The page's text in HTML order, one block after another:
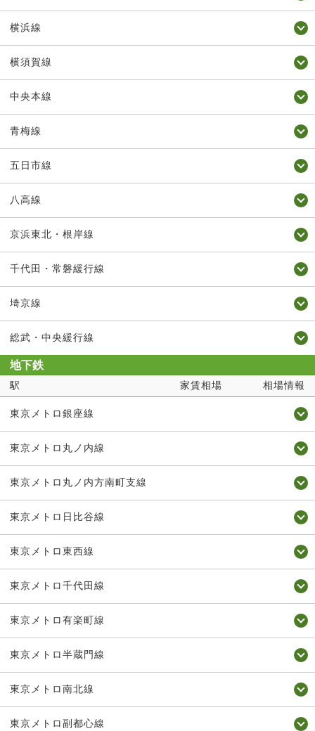
横浜線
横須賀線
中央本線
青梅線
五日市線
八高線
京浜東北・根岸線
千代田・常磐緩行線
埼京線
総武・中央緩行線
地下鉄
駅 家賃相場 相場情報
東京メトロ銀座線
東京メトロ丸ノ内線
東京メトロ丸ノ内方南町支線
東京メトロ日比谷線
東京メトロ東西線
東京メトロ千代田線
東京メトロ有楽町線
東京メトロ半蔵門線
東京メトロ南北線
東京メトロ副都心線